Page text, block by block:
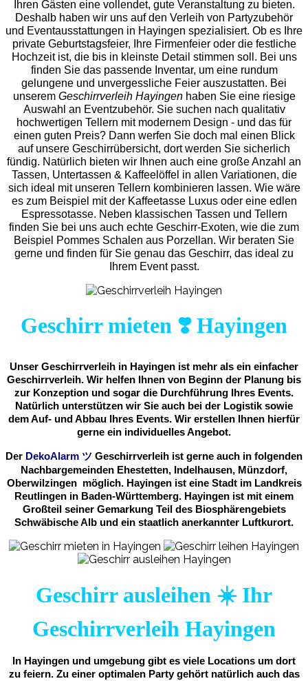
Ihren Gästen eine vollendet, gute Veranstaltung zu bieten.
Deshalb haben wir uns auf den Verleih von Partyzubehör
und Eventausstattungen in Hayingen spezialisiert. Ob es Ihre
private Geburtstagsfeier, Ihre Firmenfeier oder die festliche
Hochzeit ist, die bis in kleinste Detail stimmen soll. Bei uns
finden Sie das passende Inventar, um eine rundum
gelungene und unvergess liche Feier auszustatten. Bei
unserem Geschirrverleih Hayingenhaben Sie eine riesige
Auswahl an Eventzubehör. Sie suchen nach qualitativ
hochwertigen Tellern mit modernem Design - und das für
einen guten Preis? Dann werfen Sie doch mal einen Blick
auf unsere Geschirrübersicht, dort werden Sie sicherlich
fündig. Natürlich bieten wir Ihnen auch eine große Anzahl an
Tassen, Untertassen & Kaffeelöffel in allen Variationen, die
sich ideal mit unseren Tellern kombinieren lassen. Wie wäre
es zum Beispiel mit der Kaffeetasse Luxus oder eine edlen
Espressotasse. Neben klassischen Tassen und Tellern
finden Sie bei uns auch echte Geschirr-Exoten, wie die zum
Beispiel Pommes Schalen aus Porzellan. Wir beraten Sie
gerne und finden für Sie genau das Geschirr, das ideal zu
Ihrem Event passt.
Geschirr mieten ❣️ Hayingen
Unser Geschirrverleih in Hayingen ist mehr als ein einfacher
Geschirrverleih. Wir helfen Ihnen von Beginn der Planung bis
zur Konzeption und sogar die Durchführung Ihres Events.
Natürlich unterstützen wir Sie auch bei der Logistik sowie
dem Auf- und Abbau Ihres Events. Wir erstellen Ihnen hierfür
gerne ein individuelles Angebot.
Der DekoAlarm ツ Geschirrverleih ist gerne auch in folgenden
Nachbargemeinden Ehestetten, Indelhausen, Münzdorf,
Oberwilzingen möglich. Hayingen ist eine Stadt im Landkreis
Reutlingen in Baden-Württemberg. Hayingen ist mit einem
Großteil seiner Gemarkung Teil des Biosphärengebiets
Schwäbische Alb und ein staatlich anerkannter Luftkurort.
Geschirr ausleihen ☀️ Ihr
Geschirrverleih Hayingen
In Hayingen und umgebung gibt es viele Locations um dort
zu feiern. Zu einer optimalen Party gehört natürlich auch das